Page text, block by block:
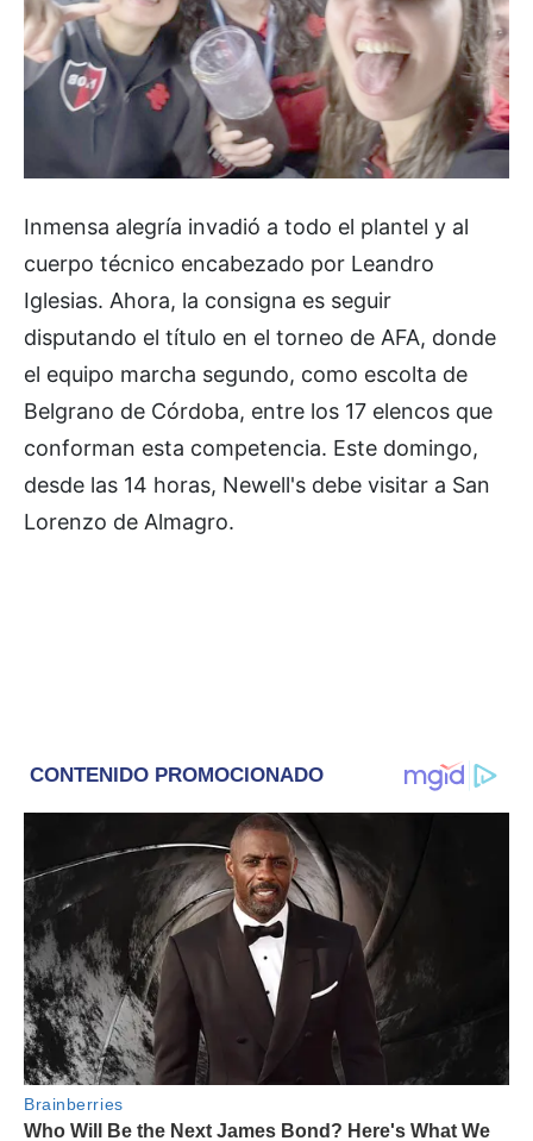
Inmensa alegría invadió a todo el plantel y al
cuerpo técnico encabezado por Leandro
Iglesias. Ahora, la consigna es seguir
disputando el título en el torneo de AFA, donde
el equipo marcha segundo, como escolta de
Belgrano de Córdoba, entre los 17 elencos que
conforman esta competencia. Este domingo,
desde las 14 horas, Newell's debe visitar a San
Lorenzo de Almagro.